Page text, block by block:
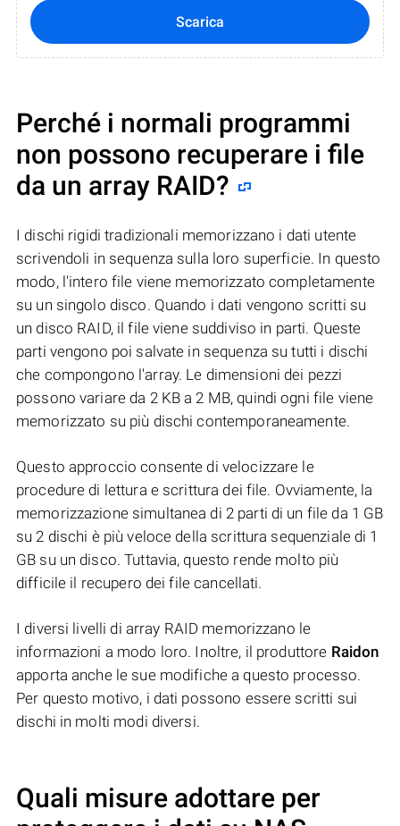
Scarica
Perché i normali programmi
non possono recuperare i file
da un array RAID?
I dischi rigidi tradizionali memorizzano i dati utente
scrivendoli in sequenza sulla loro superficie. In questo
modo, l'intero file viene memorizzato completamente
su un singolo disco. Quando i dati vengono scritti su
un disco RAID, il file viene suddiviso in parti. Queste
parti vengono poi salvate in sequenza su tutti i dischi
che compongono l'array. Le dimensioni dei pezzi
possono variare da 2 KB a 2 MB, quindi ogni file viene
memorizzato su più dischi contemporaneamente.
Questo approccio consente di velocizzare le
procedure di lettura e scrittura dei file. Ovviamente, la
memorizzazione simultanea di 2 parti di un file da 1 GB
su 2 dischi è più veloce della scrittura sequenziale di 1
GB su un disco. Tuttavia, questo rende molto più
difficile il recupero dei file cancellati.
I diversi livelli di array RAID memorizzano le
informazioni a modo loro. Inoltre, il produttore Raidon
apporta anche le sue modifiche a questo processo.
Per questo motivo, i dati possono essere scritti sui
dischi in molti modi diversi.
Quali misure adottare per